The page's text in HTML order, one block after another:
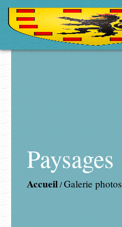
Paysages
Accueil/Galerie photos